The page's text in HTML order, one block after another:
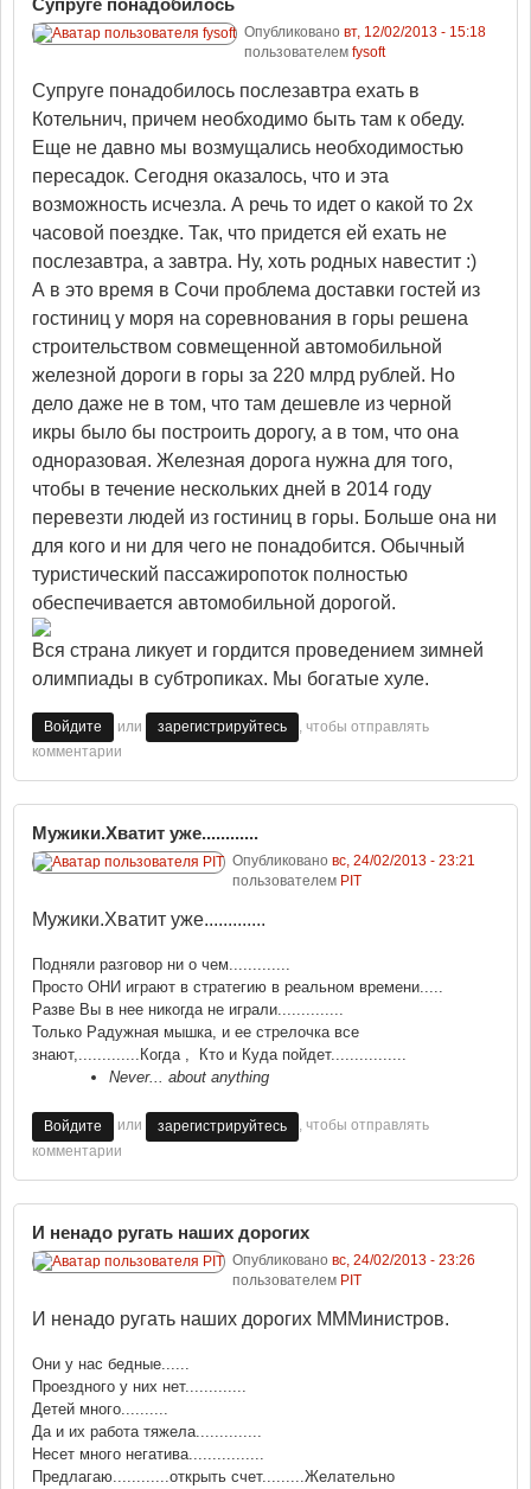
Супруге понадобилось
Опубликовано вт, 12/02/2013 - 15:18
пользователем fysoft
Супруге понадобилось послезавтра ехать в
Котельнич, причем необходимо быть там к обеду.
Еще не давно мы возмущались необходимостью
пересадок. Сегодня оказалось, что и эта
возможность исчезла. А речь то идет о какой то 2х
часовой поездке. Так, что придется ей ехать не
послезавтра, а завтра. Ну, хоть родных навестит :)
А в это время в Сочи проблема доставки гостей из
гостиниц у моря на соревнования в горы решена
строительством совмещенной автомобильной
железной дороги в горы за 220 млрд рублей. Но
дело даже не в том, что там дешевле из черной
икры было бы построить дорогу, а в том, что она
одноразовая. Железная дорога нужна для того,
чтобы в течение нескольких дней в 2014 году
перевезти людей из гостиниц в горы. Больше она ни
для кого и ни для чего не понадобится. Обычный
туристический пассажиропоток полностью
обеспечивается автомобильной дорогой.
Вся страна ликует и гордится проведением зимней
олимпиады в субтропиках. Мы богатые хуле.
Войдите или зарегистрируйтесь
, чтобы отправлять
комментарии
Мужики.Хватит уже............
Опубликовано вс, 24/02/2013 - 23:21
пользователем PIT
Мужики.Хватит уже.............
Подняли разговор ни о чем.............
Просто ОНИ играют в стратегию в реальном времени.....
Разве Вы в нее никогда не играли..............
Только Радужная мышка, и ее стрелочка все
знают,.............Когда , Кто и Куда пойдет................
Never... about anything
Войдите или зарегистрируйтесь
, чтобы отправлять
комментарии
И ненадо ругать наших дорогих
Опубликовано вс, 24/02/2013 - 23:26
пользователем PIT
И ненадо ругать наших дорогих МММинистров.
Они у нас бедные......
Проездного у них нет.............
Детей много..........
Да и их работа тяжела..............
Несет много негатива................
Предлагаю............открыть счет.........Желательно